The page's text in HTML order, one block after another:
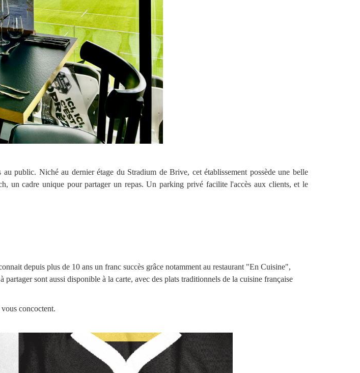
public. Niché au dernier étage du Stradium de Brive, cet établissement possède une belle
un cadre unique pour partager un repas. Un parking privé facilite l'accès aux clients, et le
depuis plus de 10 ans un franc succès grâce notamment au restaurant "En Cuisine",
sont aussi disponible à la carte, avec des plats traditionnels de la cuisine française
concoctent.